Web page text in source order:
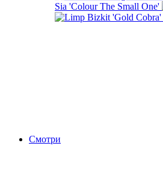
Sia 'Colour The Small One'
Смотри